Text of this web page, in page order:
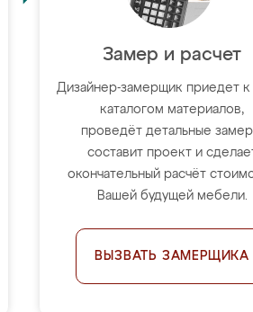
Замер и расчет
Дизайнер-замерщик приедет к
каталогом материалов,
проведёт детальные
составит проект и
окончательный расчёт
Вашей будущей мебели.
ВЫЗВАТЬ ЗАМЕРЩИКА